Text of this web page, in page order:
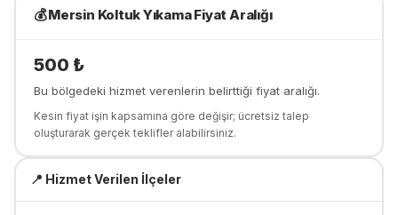
💰Mersin Koltuk YıkamaFiyat Aralığı
500 ₺
Bu bölgedeki hizmet verenlerin belirttiği fiyat aralığı.
Kesin fiyat işin kapsamına göre değişir; ücretsiz talep
oluşturarak gerçek teklifler alabilirsiniz.
📍 Hizmet Verilen İlçeler